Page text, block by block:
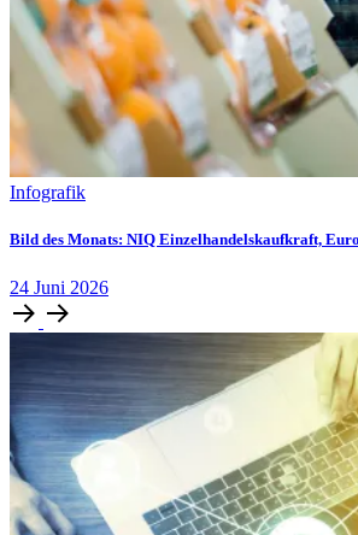
Infografik
Bild des Monats: NIQ Einzelhandelskaufkraft,
24 Juni 2026